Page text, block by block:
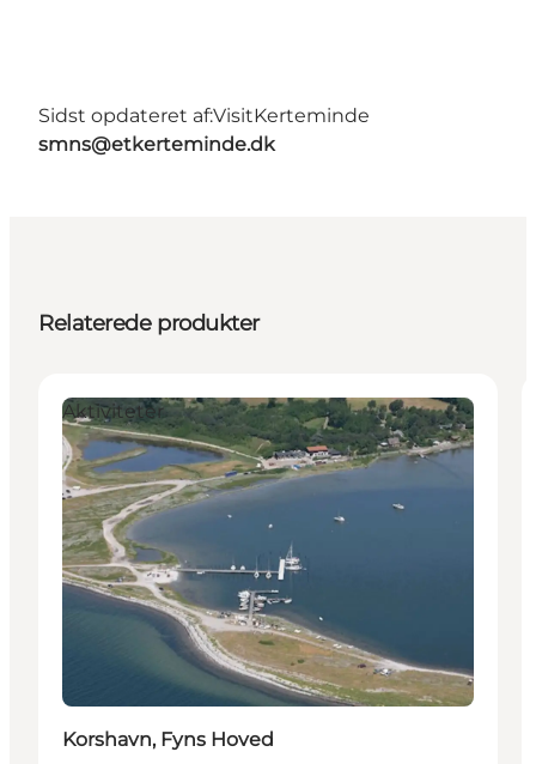
Sidst opdateret af:VisitKerteminde
smns@etkerteminde.dk
Relaterede produkter
Aktiviteter
Korshavn, Fyns Hoved